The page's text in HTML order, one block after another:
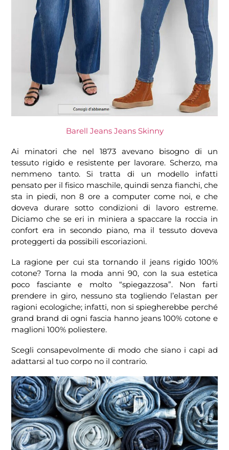
Barell Jeans Jeans Skinny
Ai minatori che nel 1873 avevano bisogno di un
tessuto rigido e resistente per lavorare. Scherzo, ma
nemmeno tanto. Si tratta di un modello infatti
pensato per il fisico maschile, quindi senza fianchi, che
sta in piedi, non 8 ore a computer come noi, e che
doveva durare sotto condizioni di lavoro estreme.
Diciamo che se eri in miniera a spaccare la roccia in
confort era in secondo piano, ma il tessuto doveva
proteggerti da possibili escoriazioni.
La ragione per cui sta tornando il jeans rigido 100%
cotone? Torna la moda anni 90, con la sua estetica
poco fasciante e molto “spiegazzosa”. Non farti
prendere in giro, nessuno sta togliendo l’elastan per
ragioni ecologiche; infatti, non si spiegherebbe perché
grand brand di ogni fascia hanno jeans 100% cotone e
maglioni 100% poliestere.
Scegli consapevolmente di modo che siano i capi ad
adattarsi al tuo corpo no il contrario.